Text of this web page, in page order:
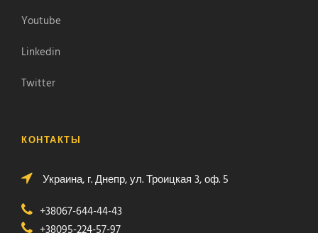
Youtube
Linkedin
Twitter
КОНТАКТЫ
Украина, г. Днепр, ул. Троицкая 3, оф. 5
+38067-644-44-43